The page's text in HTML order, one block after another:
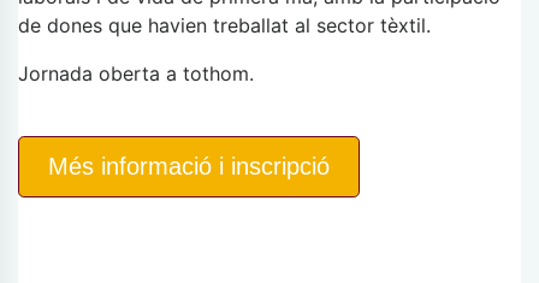
de dones que havien treballat al sector tèxtil.
Jornada oberta a tothom.
Més informació i inscripció